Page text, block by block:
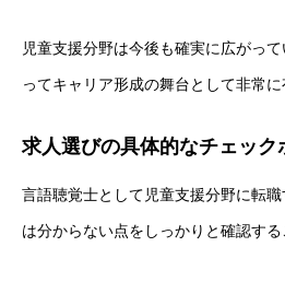
HOME
会社を知る
児童支援分野は今後も確実に広がっ
ってキャリア形成の舞台として非常に
求人選びの具体的なチェック
言語聴覚士として児童支援分野に転
は分からない点をしっかりと確認する